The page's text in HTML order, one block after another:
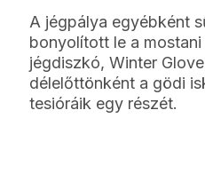
A jégpálya egyébként
bonyolított le a
jégdiszkó, Winter
délelőttönként a gödi
tesióráik egy részét.